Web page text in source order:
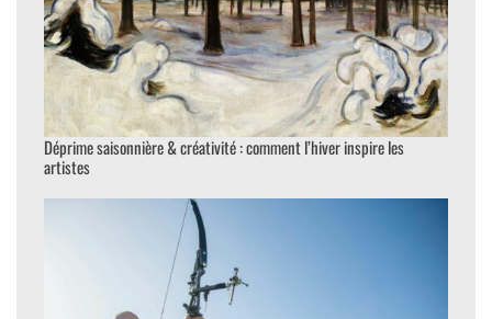
Déprime saisonnière & créativité : comment l’hiver inspire les
artistes